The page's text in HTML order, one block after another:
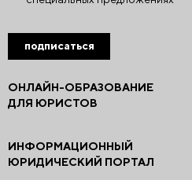
ОНЛАЙН-ОБРАЗОВАНИЕ
ДЛЯ ЮРИСТОВ
ИНФОРМАЦИОННЫЙ
ЮРИДИЧЕСКИЙ ПОРТАЛ
подписаться